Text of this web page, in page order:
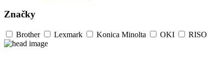
Značky
Brother Lexmark Konica Minolta OKI RISO